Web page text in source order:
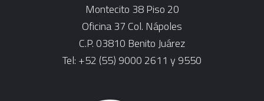
Montecito 38 Piso 20
Oficina 37 Col. Nápoles
C.P. 03810 Benito Juárez
Tel: +52 (55) 9000 2611 y 9550